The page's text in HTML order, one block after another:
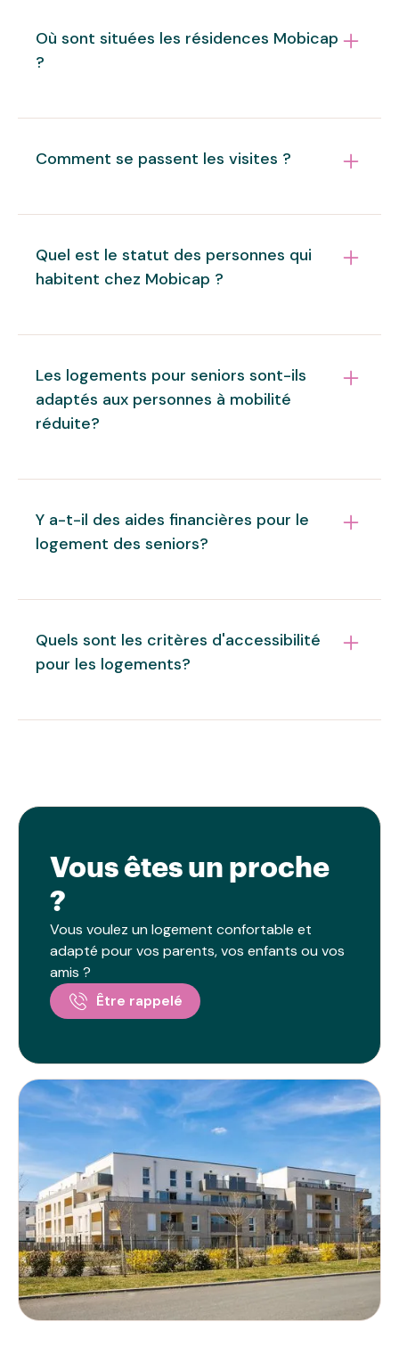
40 m2 à 66 m2 et sont tous équipés d’un balcon
privatif. Pour une offre toujours plus complète,
des studios seront aussi bientôt disponibles à la
Où sont situées les résidences Mobicap
?
centres-villes, des commerces et des transports.
La mobilité et l’autonomie sont au coeur même de
Comment se passent les visites ?
Vous êtes chez vous !
Quel est le statut des personnes qui
habitent chez Mobicap ?
autres, signataires d’un simple contrat de
location, avec les mêmes droits et les mêmes
devoirs que n’importe quel autre locataire.
Les logements pour seniors sont-ils
adaptés aux personnes à mobilité
réduite?
être accessibles aux personnes à mobilité réduite.
Cela inclut des caractéristiques comme des
ascenseurs et des espaces communs adaptés.
Y a-t-il des aides financières pour le
logement des seniors?
logement des seniors, telles que l'APL (Aide
Personnalisée au Logement) et des subventions
spécifiques pour les aménagements nécessaires. Il
services sociaux locaux.
Quels sont les critères d'accessibilité
pour les logements?
Vous êtes un proche
?
Vous voulez un logement confortable et
adapté pour vos parents, vos enfants ou vos
amis ?
Être rappelé